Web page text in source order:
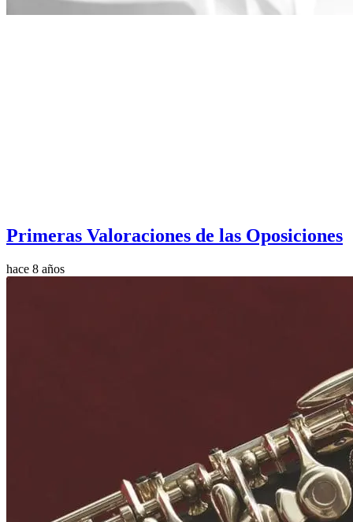
Primeras Valoraciones de las Oposiciones
hace 8 años